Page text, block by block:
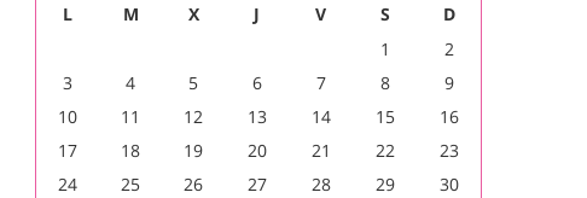
L M X J V S
D
1
2
3
4 5 6 7 8
9
10
11 12 13 14 15
16
17
18 19 20 21 22
23
24
25 26 27 28 29
30